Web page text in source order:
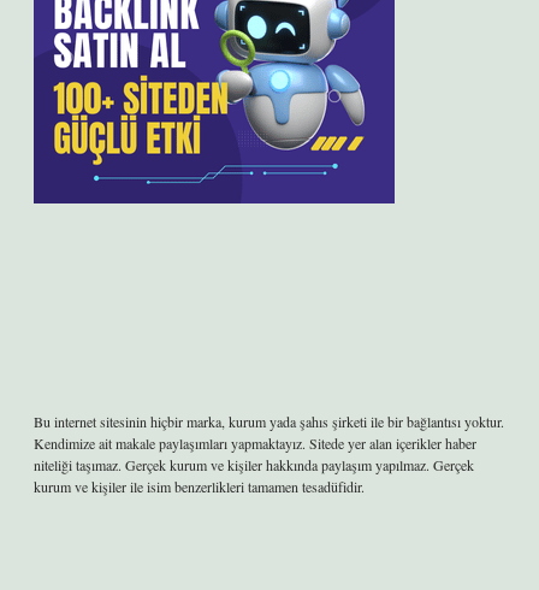
Bu internet sitesinin hiçbir marka, kurum yada şahıs şirketi ile bir bağlantısı yoktur.
Kendimize ait makale paylaşımları yapmaktayız. Sitede yer alan içerikler haber
niteliği taşımaz. Gerçek kurum ve kişiler hakkında paylaşım yapılmaz. Gerçek
kurum ve kişiler ile isim benzerlikleri tamamen tesadüfidir.